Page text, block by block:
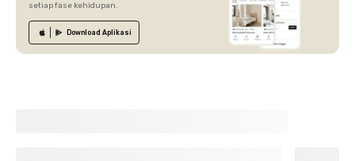
setiap fase kehidupan.
Download Aplikasi